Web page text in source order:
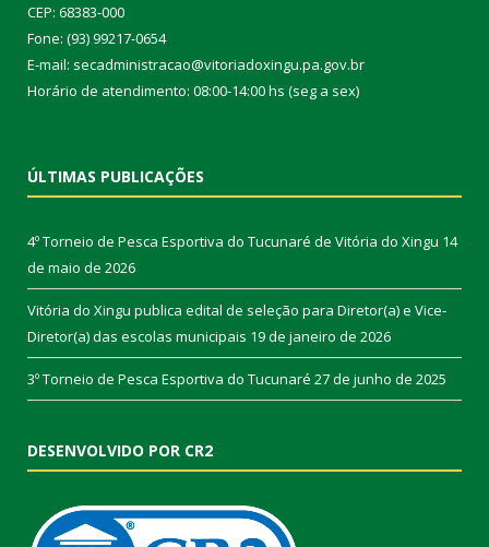
CEP: 68383-000
Fone: (93) 99217-0654
E-mail: secadministracao@vitoriadoxingu.pa.gov.br
Horário de atendimento: 08:00-14:00 hs (seg a sex)
ÚLTIMAS PUBLICAÇÕES
4º Torneio de Pesca Esportiva do Tucunaré de Vitória do Xingu 14
de maio de 2026
Vitória do Xingu publica edital de seleção para Diretor(a) e Vice-
Diretor(a) das escolas municipais 19 de janeiro de 2026
3º Torneio de Pesca Esportiva do Tucunaré 27 de junho de 2025
DESENVOLVIDO POR CR2